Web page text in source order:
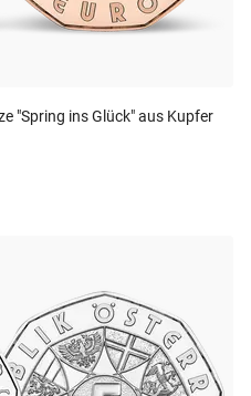
"Spring ins Glück" aus Kupfer